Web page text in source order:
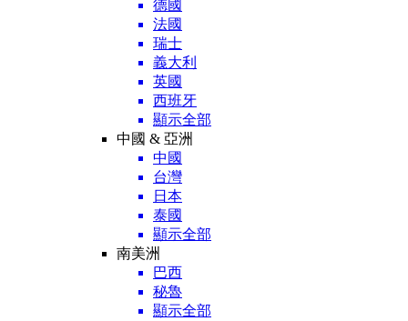
德國
法國
瑞士
義大利
英國
西班牙
顯示全部
中國 & 亞洲
中國
台灣
日本
泰國
顯示全部
南美洲
巴西
秘魯
顯示全部